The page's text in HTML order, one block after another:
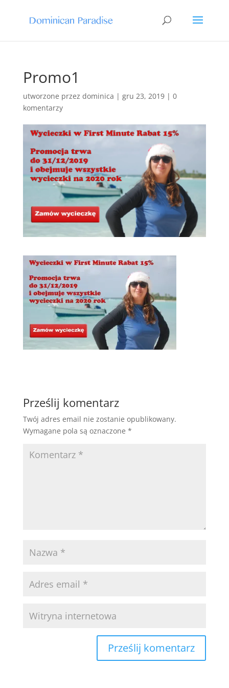
Promo1
utworzone przez dominica | gru 23, 2019| 0
komentarzy
Prześlij komentarz
Twój adres email nie zostanie opublikowany.
Wymagane pola są oznaczone *